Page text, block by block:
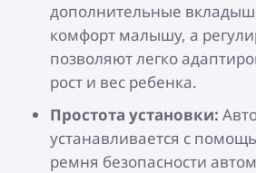
дополнительные
комфорт малышу, а
позволяют легко
рост и вес ребенка.
Простота установки:
устанавливается с
ремня безопасности